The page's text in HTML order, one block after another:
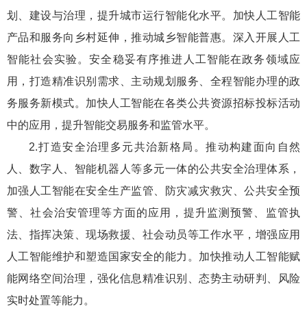
划、建设与治理，提升城市运行智能化水平。加快人工智能
产品和服务向乡村延伸，推动城乡智能普惠。深入开展人工
智能社会实验。安全稳妥有序推进人工智能在政务领域应
用，打造精准识别需求、主动规划服务、全程智能办理的政
务服务新模式。加快人工智能在各类公共资源招标投标活动
中的应用，提升智能交易服务和监管水平。
2.打造安全治理多元共治新格局。推动构建面向自然
人、数字人、智能机器人等多元一体的公共安全治理体系，
加强人工智能在安全生产监管、防灾减灾救灾、公共安全预
警、社会治安管理等方面的应用，提升监测预警、监管执
法、指挥决策、现场救援、社会动员等工作水平，增强应用
人工智能维护和塑造国家安全的能力。加快推动人工智能赋
能网络空间治理，强化信息精准识别、态势主动研判、风险
实时处置等能力。